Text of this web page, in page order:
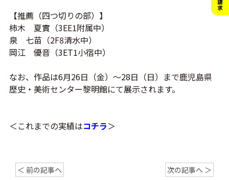
【推薦（四つ切りの部）】
柿木 夏實（3EE1附属中）
泉 七苗（2F8清水中）
岡江 優音（3ET1小宿中）
なお、作品は6月26日（金）～28日（日）まで鹿児島県
歴史・美術センター黎明館にて展示されます。
＜これまでの実績はコチラ＞
＜ 前の記事へ 次の記事へ ＞